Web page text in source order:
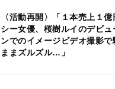
〈活動再開〉「１本売上１
シー女優、桜樹ルイのデビ
ンでのイメージビデオ撮影
ままズルズル…」